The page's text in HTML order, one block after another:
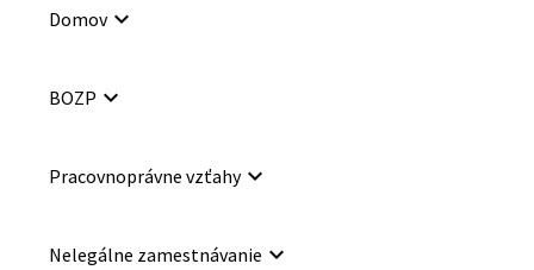
Domovkeyboard_arrow_down
BOZP keyboard_arrow_down
Pracovnoprávne vzťahykeyboard_arrow_down
Nelegálne zamestnávanie keyboard_arrow_down